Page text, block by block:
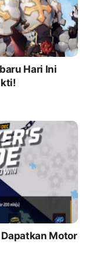
Hari Ini
Dapatkan Motor